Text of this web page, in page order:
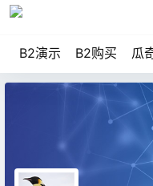
B2演示 B2购买 瓜